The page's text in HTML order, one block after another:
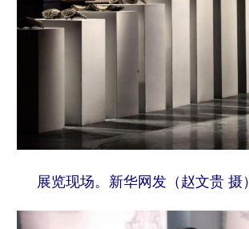
Deutsch Português
展览现场。新华网发（赵文贵 摄）